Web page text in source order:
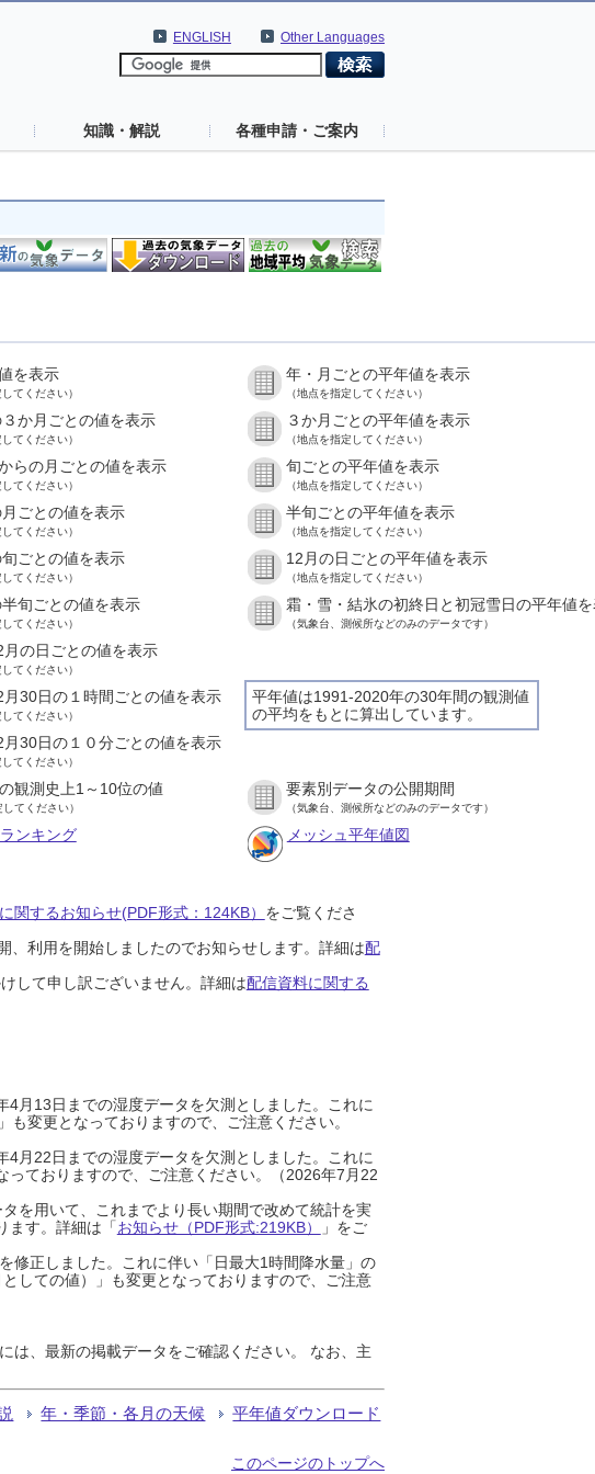
Other Languages
ENGLISH
知識・解説 各種申請・ご案内
を表示
てください）
年・月ごとの平年値を表示
（地点を指定してください）
か月ごとの値を表示
てください）
３か月ごとの平年値を表示
（地点を指定してください）
らの月ごとの値を表示
てください）
旬ごとの平年値を表示
（地点を指定してください）
ごとの値を表示
てください）
半旬ごとの平年値を表示
（地点を指定してください）
ごとの値を表示
てください）
12月の日ごとの平年値を表示
（地点を指定してください）
旬ごとの値を表示
てください）
霜・雪・結氷の初終日と初冠雪日の平年値
（気象台、測候所などのみのデータです）
の日ごとの値を表示
てください）
平年値は1991-2020年の30年間の観測値
の平均をもとに算出しています。
月30日の１時間ごとの値を表示
てください）
月30日の１０分ごとの値を表示
てください）
観測史上1～10位の値
してください）
要素別データの公開期間
（気象台、測候所などのみのデータです）
ンキング メッシュ平年値図
関するお知らせ(PDF形式：124KB） をご覧くださ
利用を開始しましたのでお知らせします。詳細は配
して申し訳ございません。詳細は配信資料に関する
月13日までの湿度データを欠測としました。これに
変更となっておりますので、ご注意ください。
月22日までの湿度データを欠測としました。これに
ておりますので、ご注意ください。（2026年7月22
を用いて、これまでより長い期間で改めて統計を実
ます。詳細は「お知らせ（PDF形式:219KB）
」をご
修正しました。これに伴い「日最大1時間降水量」の
しての値）」も変更となっておりますので、ご注意
は、最新の掲載データをご確認ください。 なお、主
年・季節・各月の天候 平年値ダウンロード
このページのトップへ